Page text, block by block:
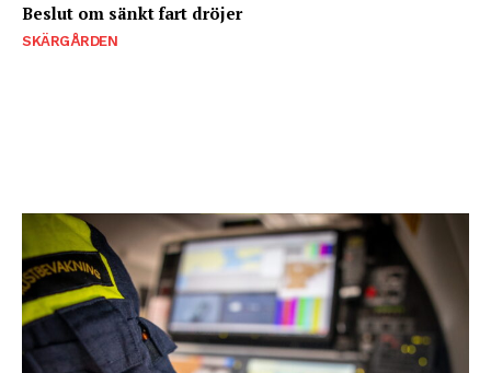
Beslut om sänkt fart dröjer
SKÄRGÅRDEN